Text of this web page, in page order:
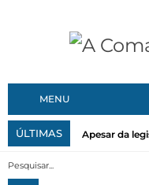
MENU
ÚLTIMAS Apesar da